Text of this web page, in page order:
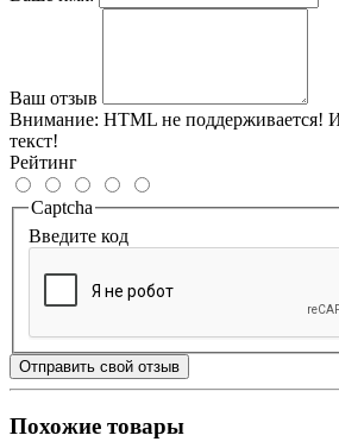
Ваш отзыв
Внимание: HTML не поддерживается!
текст!
Рейтинг
Captcha
Введите код
Отправить свой отзыв
Похожие товары